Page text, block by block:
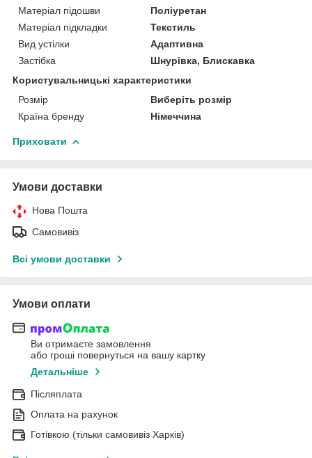
Матеріал підошви
Поліуретан
Матеріал підкладки
Текстиль
Вид устілки
Адаптивна
Застібка
Шнурівка, Блискавка
Користувальницькі характеристики
Розмір
Виберіть розмір
Країна бренду
Німеччина
Приховати
Умови доставки
Нова Пошта
Самовивіз
Всі умови доставки
Умови оплати
Ви отримаєте замовлення
або гроші повернуться на вашу картку
Детальніше
Післяплата
Оплата на рахунок
Готівкою (тільки самовивіз Харків)